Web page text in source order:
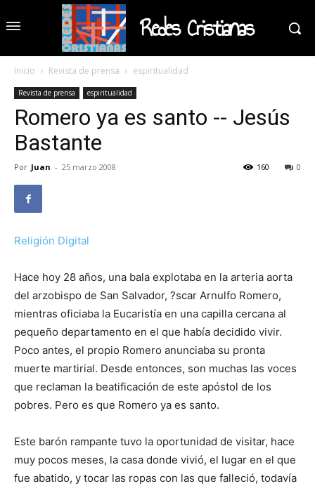
Redes Cristianas
Inicio Revista de prensa espiritualidad
Revista de prensa espiritualidad
Romero ya es santo -- Jesús
Bastante
Por Juan - 25 marzo 2008 0
160
Religión Digital
Hace hoy 28 años, una bala explotaba en la arteria aorta
del arzobispo de San Salvador, ?scar Arnulfo Romero,
mientras oficiaba la Eucaristía en una capilla cercana al
pequeño departamento en el que había decidido vivir.
Poco antes, el propio Romero anunciaba su pronta
muerte martirial. Desde entonces, son muchas las voces
que reclaman la beatificación de este apóstol de los
pobres. Pero es que Romero ya es santo.
Este barón rampante tuvo la oportunidad de visitar, hace
muy pocos meses, la casa donde vivió, el lugar en el que
fue abatido, y tocar las ropas con las que falleció, todavía